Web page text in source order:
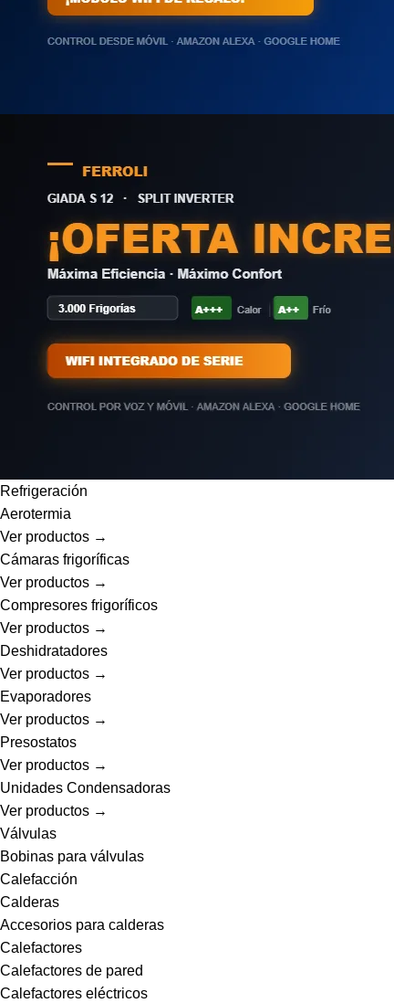
Refrigeración
Aerotermia
Ver productos →
Cámaras frigoríficas
Ver productos →
Compresores frigoríficos
Ver productos →
Deshidratadores
Ver productos →
Evaporadores
Ver productos →
Presostatos
Ver productos →
Unidades Condensadoras
Ver productos →
Válvulas
Bobinas para válvulas
Calefacción
Calderas
Accesorios para calderas
Calefactores
Calefactores de pared
Calefactores eléctricos